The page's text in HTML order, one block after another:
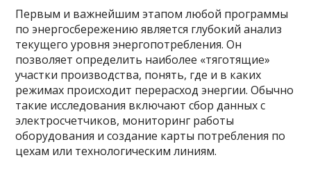
Первым и важнейшим этапом любой программы
по энергосбережению является глубокий анализ
текущего уровня энергопотребления. Он
позволяет определить наиболее «тяготящие»
участки производства, понять, где и в каких
режимах происходит перерасход энергии. Обычно
такие исследования включают сбор данных с
электросчетчиков, мониторинг работы
оборудования и создание карты потребления по
цехам или технологическим линиям.